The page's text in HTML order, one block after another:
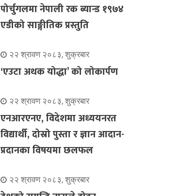
पोर्चुगलमा नेपाली रक ब्यान्ड १९७४
एडीको साङ्गीतिक प्रस्तुति
२२ श्रावण २०८३, शुक्रबार
‘एउटा अथक योद्धा’ को लोकार्पण
२२ श्रावण २०८३, शुक्रबार
एनआरएनए, विदेशमा अध्ययनरत
विद्यार्थी, दोस्रो पुस्ता र ज्ञान आदान-
प्रदानका विषयमा छलफल
२२ श्रावण २०८३, शुक्रबार